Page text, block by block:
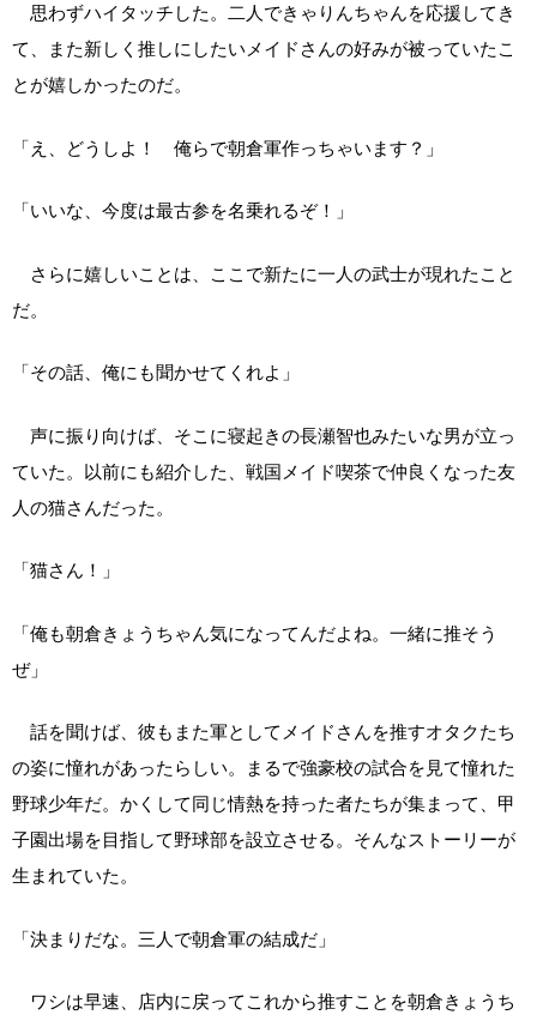
思わずハイタッチした。二人できゃりんちゃんを応援してき
て、また新しく推しにしたいメイドさんの好みが被っていたこ
とが嬉しかったのだ。
「え、どうしよ！ 俺らで朝倉軍作っちゃいます？」
「いいな、今度は最古参を名乗れるぞ！」
さらに嬉しいことは、ここで新たに一人の武士が現れたこと
だ。
「その話、俺にも聞かせてくれよ」
声に振り向けば、そこに寝起きの長瀬智也みたいな男が立っ
ていた。以前にも紹介した、戦国メイド喫茶で仲良くなった友
人の猫さんだった。
「猫さん！」
「俺も朝倉きょうちゃん気になってんだよね。一緒に推そう
ぜ」
話を聞けば、彼もまた軍としてメイドさんを推すオタクたち
の姿に憧れがあったらしい。まるで強豪校の試合を見て憧れた
野球少年だ。かくして同じ情熱を持った者たちが集まって、甲
子園出場を目指して野球部を設立させる。そんなストーリーが
生まれていた。
「決まりだな。三人で朝倉軍の結成だ」
ワシは早速、店内に戻ってこれから推すことを朝倉きょうち